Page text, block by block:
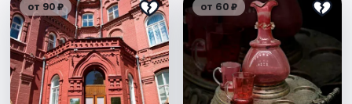
от 90 ₽ от 60 ₽